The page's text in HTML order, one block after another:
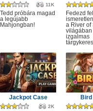
11K
Tedd próbára magad
a legújabb
Mahjongban!
Fedezd
a River of
izgalmas
Jackpot Case
2K